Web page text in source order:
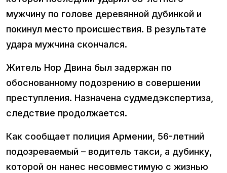
мужчину по голове деревянной дубинкой и
покинул место происшествия. В результате
удара мужчина скончался.
Житель Нор Двина был задержан по
обоснованному подозрению в совершении
преступления. Назначена судмедэкспертиза,
следствие продолжается.
Как сообщает полиция Армении, 56-летний
подозреваемый – водитель такси, а дубинку,
которой он нанес несовместимую с жизнью